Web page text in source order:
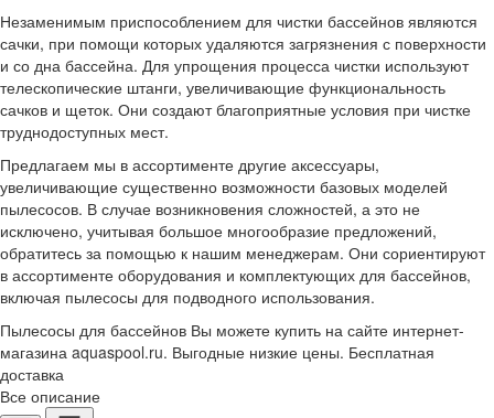
Незаменимым приспособлением для чистки бассейнов являются
сачки, при помощи которых удаляются загрязнения с поверхности
и со дна бассейна. Для упрощения процесса чистки используют
телескопические штанги, увеличивающие функциональность
сачков и щеток. Они создают благоприятные условия при чистке
труднодоступных мест.
Предлагаем мы в ассортименте другие аксессуары,
увеличивающие существенно возможности базовых моделей
пылесосов. В случае возникновения сложностей, а это не
исключено, учитывая большое многообразие предложений,
обратитесь за помощью к нашим менеджерам. Они сориентируют
в ассортименте оборудования и комплектующих для бассейнов,
включая пылесосы для подводного использования.
Пылесосы для бассейнов Вы можете купить на сайте интернет-
магазина aquaspool.ru. Выгодные низкие цены. Бесплатная
доставка
Все описание